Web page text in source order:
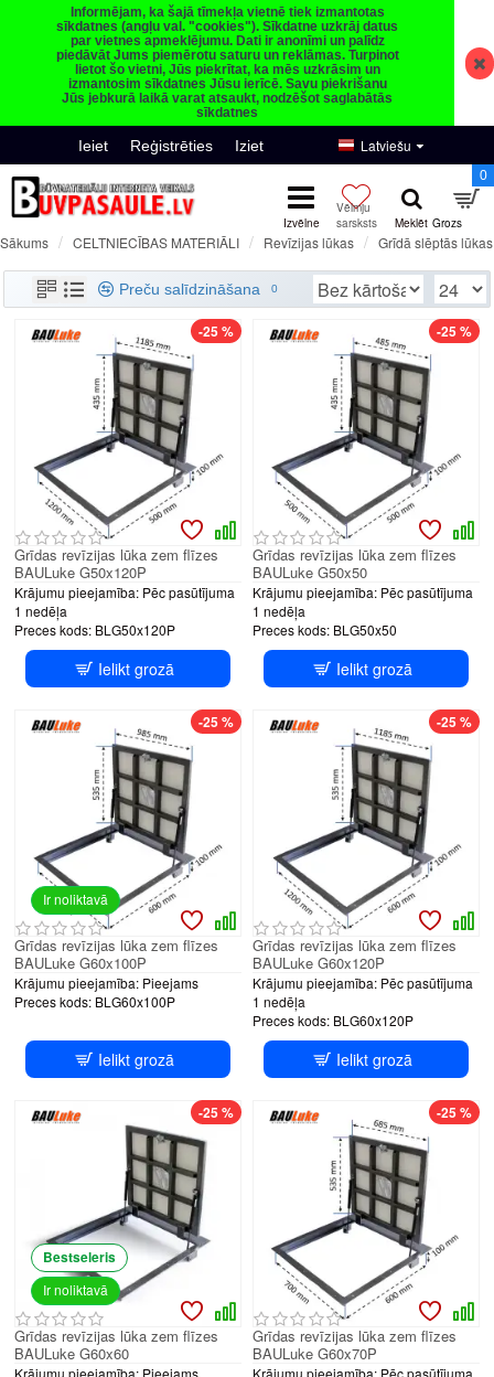
Informējam, ka šajā tīmekļa vietnē tiek izmantotas
sīkdatnes (angļu val. "cookies"). Sīkdatne uzkrāj datus
par vietnes apmeklējumu. Dati ir anonīmi un palīdz
piedāvāt Jums piemērotu saturu un reklāmas. Turpinot
lietot šo vietni, Jūs piekrītat, ka mēs uzkrāsim un
izmantosim sīkdatnes Jūsu ierīcē. Savu piekrišanu
Jūs jebkurā laikā varat atsaukt, nodzēšot saglabātās
sīkdatnes
Ieiet Reģistrēties Iziet Latviešu
0
Sākums CELTNIECĪBAS MATERIĀLI Revīzijas lūkas Grīdā slēptās lūkas
Preču salīdzināšana
0
-25 %
Krājumu pieejamība: Pēc pasūtījuma
1 nedēļa
Preces kods: BLG50x120P
Grīdas revīzijas lūka zem flīzes
BAULuke G50x120P
Ielikt grozā
-25 %
Krājumu pieejamība: Pēc pasūtījuma
1 nedēļa
Preces kods: BLG50x50
Grīdas revīzijas lūka zem flīzes
BAULuke G50x50
Ielikt grozā
Ir noliktavā
-25 %
Krājumu pieejamība: Pieejams
Preces kods: BLG60x100P
Grīdas revīzijas lūka zem flīzes
BAULuke G60x100P
Ielikt grozā
-25 %
Krājumu pieejamība: Pēc pasūtījuma
1 nedēļa
Preces kods: BLG60x120P
Grīdas revīzijas lūka zem flīzes
BAULuke G60x120P
Ielikt grozā
Ir noliktavā
Bestseleris
-25 %
Krājumu pieejamība: Pieejams
Grīdas revīzijas lūka zem flīzes
BAULuke G60x60
-25 %
Krājumu pieejamība: Pēc pasūtījuma
Grīdas revīzijas lūka zem flīzes
BAULuke G60x70P